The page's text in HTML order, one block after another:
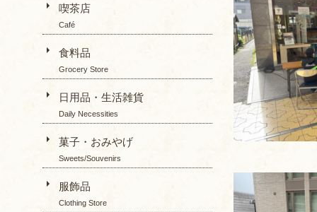
喫茶店
Café
食料品
Grocery Store
日用品・生活雑貨
Daily Necessities
菓子・おみやげ
Sweets/Souvenirs
服飾品
Clothing Store